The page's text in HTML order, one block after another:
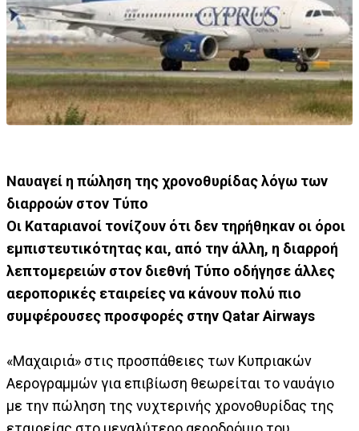
Ναυαγεί η πώληση της χρονοθυρίδας λόγω των
διαρροών στον Τύπο
Οι Καταριανοί τονίζουν ότι δεν τηρήθηκαν οι όροι
εμπιστευτικότητας και, από την άλλη, η διαρροή
λεπτομερειών στον διεθνή Τύπο οδήγησε άλλες
αεροπορικές εταιρείες να κάνουν πολύ πιο
συμφέρουσες προσφορές στην Qatar Airways
«Μαχαιριά» στις προσπάθειες των Κυπριακών
Αερογραμμών για επιβίωση θεωρείται το ναυάγιο
με την πώληση της νυχτερινής χρονοθυρίδας της